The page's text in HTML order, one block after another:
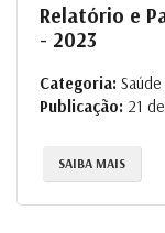
Relatório e
- 2023
Categoria: Saúde
Publicação: 21
SAIBA MAIS